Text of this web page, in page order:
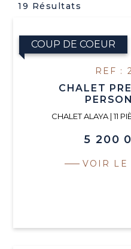
19 Résultats
COUP DE COEUR
REF :
CHALET
CHALET ALAYA | 11
5 200
VOIR LE